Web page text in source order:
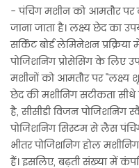
- पंचिंग मशीन को आमतौर पर
जाना जाता है। लक्ष्य छेद का
सर्किट बोर्ड लेमिनेशन
पोजिशनिंग प्रोसेसिंग के लिए
मशीनों को आमतौर पर "लक्ष्य
छेद की मशीनिंग सटीकता सीधे
है, सीसीडी विजन पोजिशनिंग
पोजिशनिंग सिस्टम से लैस
भीतर पोजिशनिंग होल
हैं। इसलिए, बढ़ती संख्या में